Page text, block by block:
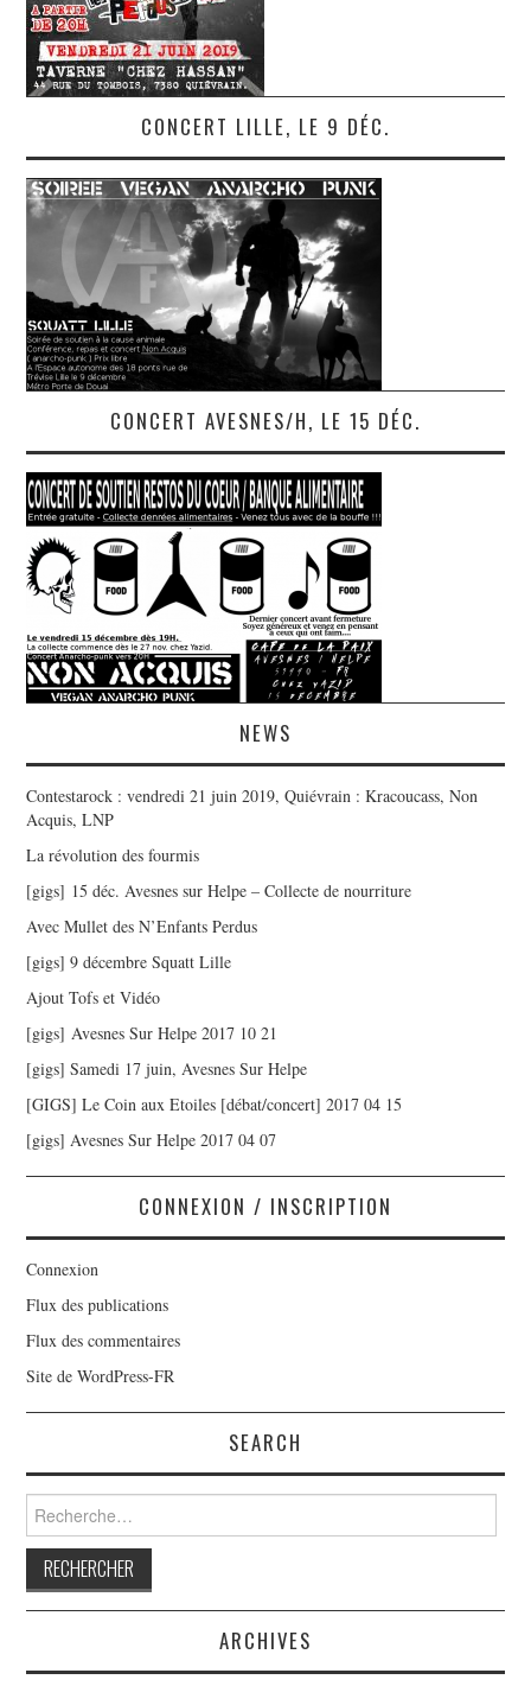
CONCERT LILLE, LE 9 DÉC.
CONCERT AVESNES/H, LE 15 DÉC.
NEWS
Contestarock : vendredi 21 juin 2019, Quiévrain : Kracoucass, Non
Acquis, LNP
La révolution des fourmis
[gigs] 15 déc. Avesnes sur Helpe – Collecte de nourriture
Avec Mullet des N’Enfants Perdus
[gigs] 9 décembre Squatt Lille
Ajout Tofs et Vidéo
[gigs] Avesnes Sur Helpe 2017 10 21
[gigs] Samedi 17 juin, Avesnes Sur Helpe
[GIGS] Le Coin aux Etoiles [débat/concert] 2017 04 15
[gigs] Avesnes Sur Helpe 2017 04 07
CONNEXION / INSCRIPTION
Connexion
Flux des publications
Flux des commentaires
Site de WordPress-FR
SEARCH
ARCHIVES